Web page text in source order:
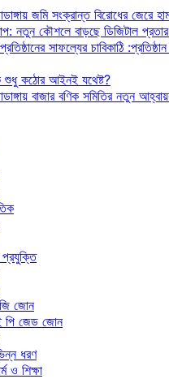
জমি সংক্রান্ত বিরোধের জেরে
নতুন কৌশলে বাড়ছে ডিজিটাল
সাফল্যের চাবিকাঠি
শুধু কঠোর আইনই যথেষ্ট?
বাজার বণিক সমিতির নতুন
প্রযুক্তি
জোন
পি জেড জোন
ধরণ
ও শিক্ষা